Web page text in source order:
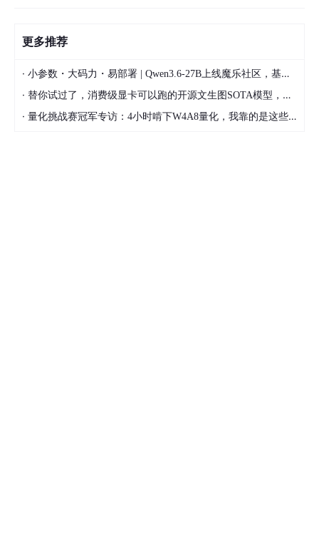
更多推荐
· 小参数・大码力・易部署 | Qwen3.6-27B上线魔乐社区，基于昇腾的部署教程来了
· 替你试过了，消费级显卡可以跑的开源文生图SOTA模型，顶级渲染、高密度文本绘图
· 量化挑战赛冠军专访：4小时啃下W4A8量化，我靠的是这些经验